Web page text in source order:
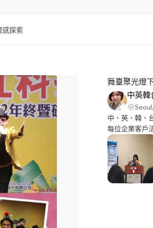
感探索
舞臺聚光燈
中、英、韓、
每位企業客戶活
持、舞蹈教學
攝、企業行銷
FB粉絲專頁留
1、https://
https://